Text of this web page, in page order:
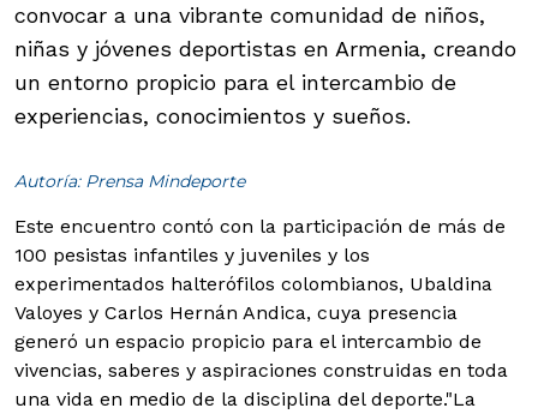
convocar a una vibrante comunidad de niños,
niñas y jóvenes deportistas en Armenia, creando
un entorno propicio para el intercambio de
experiencias, conocimientos y sueños.
Autoría: Prensa Mindeporte
Este encuentro contó con la participación de más de
100 pesistas infantiles y juveniles y los
experimentados halterófilos colombianos, Ubaldina
Valoyes y Carlos Hernán Andica, cuya presencia
generó un espacio propicio para el intercambio de
vivencias, saberes y aspiraciones construidas en toda
una vida en medio de la disciplina del deporte."La